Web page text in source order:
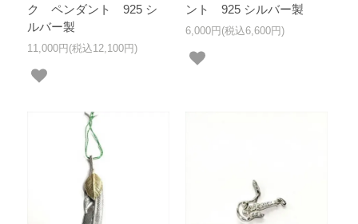
ク ペンダント 925 シ
ルバー製
11,000円(税込12,100円)
ント 925 シルバー製
6,000円(税込6,600円)